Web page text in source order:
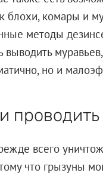
комары и
методы
но и
проводить
всего
что грызуны